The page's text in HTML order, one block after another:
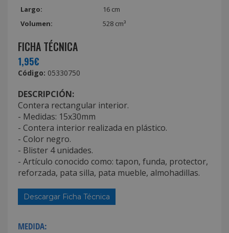
Largo:
16 cm
Volumen:
528 cm³
FICHA TÉCNICA
1,95€
Código: 05330750
DESCRIPCIÓN:
Contera rectangular interior.
- Medidas: 15x30mm
- Contera interior realizada en plástico.
- Color negro.
- Blister 4 unidades.
- Artículo conocido como: tapon, funda, protector,
reforzada, pata silla, pata mueble, almohadillas.
Descargar Ficha Técnica
MEDIDA: